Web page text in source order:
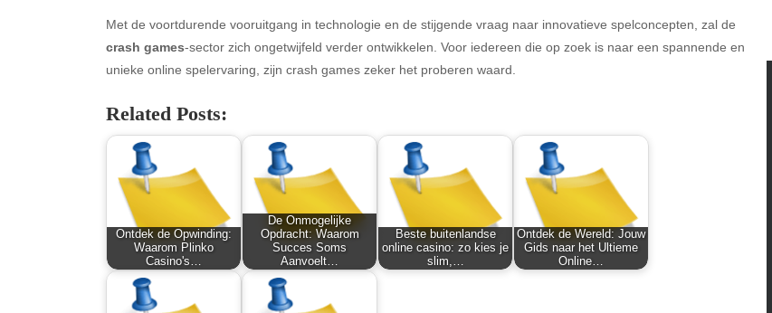
Met de voortdurende vooruitgang in technologie en de stijgende vraag naar innovatieve spelconcepten, zal de
crash games-sector zich ongetwijfeld verder ontwikkelen. Voor iedereen die op zoek is naar een spannende en
unieke online spelervaring, zijn crash games zeker het proberen waard.
Related Posts:
Ontdek de Opwinding:
Waarom Plinko
Casino's…
De Onmogelijke
Opdracht: Waarom
Succes Soms
Aanvoelt…
Beste buitenlandse
online casino: zo kies je
slim,…
Ontdek de Wereld: Jouw
Gids naar het Ultieme
Online…
Archives
August 2026
July 2026
April 2026
March 2026
February 2026
Automotive
beauty
Blog
blogs
Blogv
Business